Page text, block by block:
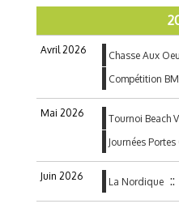
Avril 2026 Chasse Aux
Compétition
Mai 2026 Tournoi Beach
Journées
Juin 2026 La Nordique ::